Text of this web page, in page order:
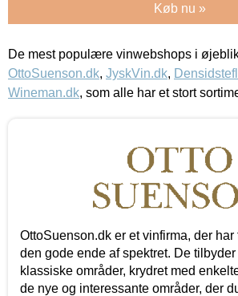
Køb nu »
De mest populære vinwebshops i
OttoSuenson.dk, JyskVin.dk,
Wineman.dk, som alle har et stort
OttoSuenson.dk er et vinfirma, der har
den gode ende af spektret. De
klassiske områder, krydret med
de nye og interessante områder, der